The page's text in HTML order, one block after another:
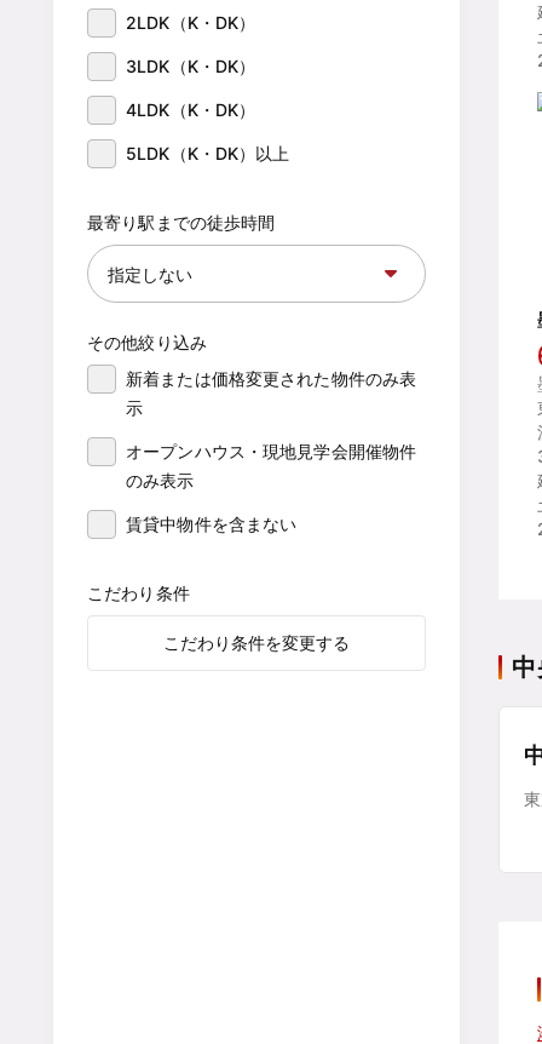
2LDK（K・DK）
3LDK（K・DK）
4LDK（K・DK）
5LDK（K・DK）以上
最寄り駅までの徒歩時間
その他絞り込み
新着または価格変更された物件のみ表
示
オープンハウス・現地見学会開催物件
のみ表示
賃貸中物件を含まない
こだわり条件
こだわり条件を変更する